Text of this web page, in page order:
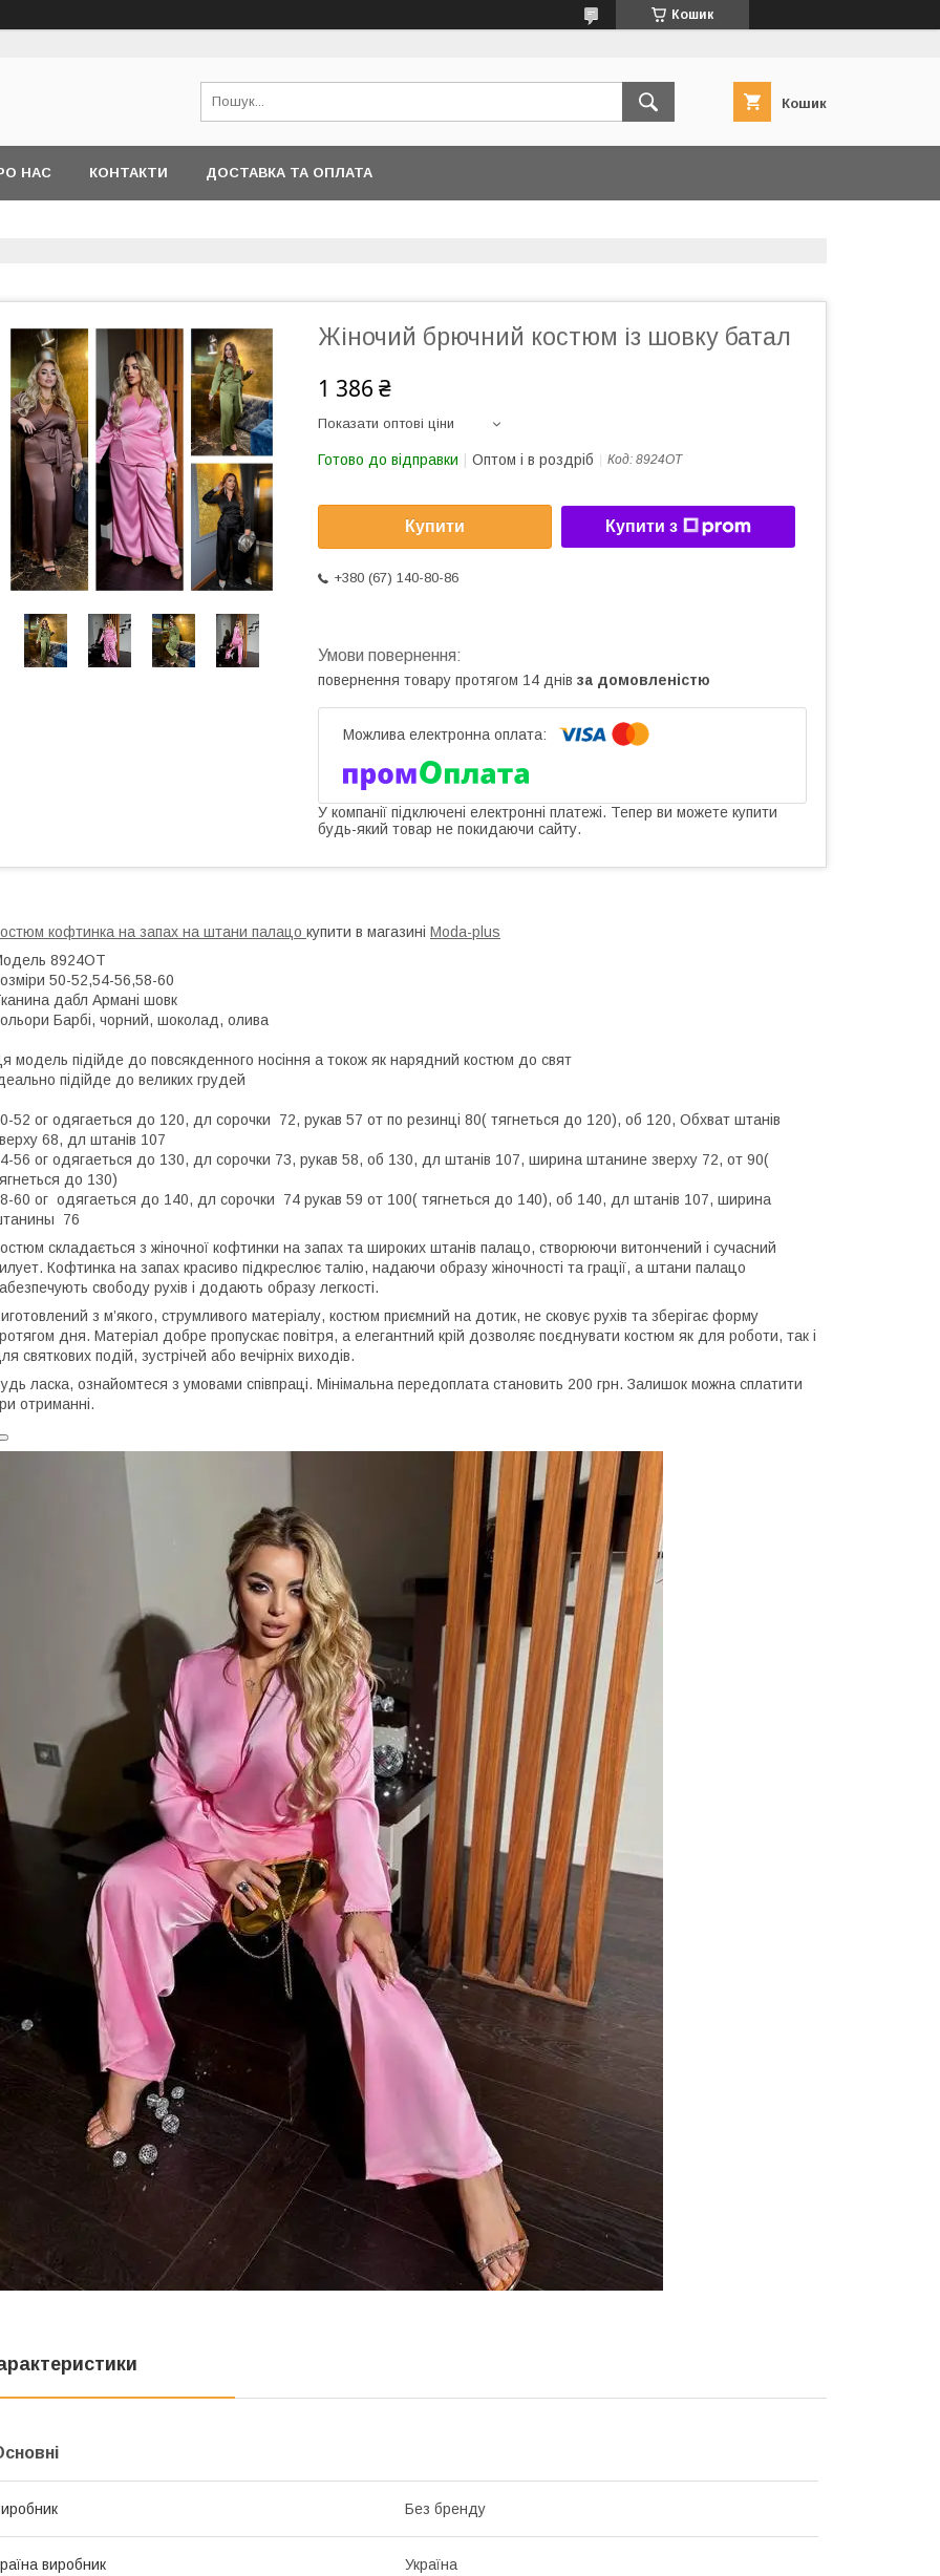
Кошик
Кошик
НАС КОНТАКТИ ДОСТАВКА ТА ОПЛАТА
Жіночий брючний костюм із шовку батал
1 386 ₴
Показати оптові ціни
Готово до відправки Оптом і в роздріб Код: 8924ОТ
Купити Купити з
+380 (67) 140-80-86
повернення товару протягом 14 днів за домовленістю
У компанії підключені електронні платежі. Тепер ви можете купити
будь-який товар не покидаючи сайту.
кофтинка на запах на штани палацо купити в магазині Moda-plus
8924ОТ
50-52,54-56,58-60
дабл Армані шовк
Барбі, чорний, шоколад, олива
модель підійде до повсякденного носіння а токож як нарядний костюм до свят
підійде до великих грудей
52 ог одягаеться до 120, дл сорочки 72, рукав 57 от по резинці 80( тягнеться до 120), об 120, Обхват штанів
68, дл штанів 107
56 ог одягаеться до 130, дл сорочки 73, рукав 58, об 130, дл штанів 107, ширина штанине зверху 72, от 90(
до 130)
60 ог одягаеться до 140, дл сорочки 74 рукав 59 от 100( тягнеться до 140), об 140, дл штанів 107, ширина
76
складається з жіночної кофтинки на запах та широких штанів палацо, створюючи витончений і сучасний
Кофтинка на запах красиво підкреслює талію, надаючи образу жіночності та грації, а штани палацо
свободу рухів і додають образу легкості.
з м’якого, струмливого матеріалу, костюм приємний на дотик, не сковує рухів та зберігає форму
дня. Матеріал добре пропускає повітря, а елегантний крій дозволяє поєднувати костюм як для роботи, так і
святкових подій, зустрічей або вечірніх виходів.
ласка, ознайомтеся з умовами співпраці. Мінімальна передоплата становить 200 грн. Залишок можна сплатити
отриманні.
Без бренду
виробник Україна